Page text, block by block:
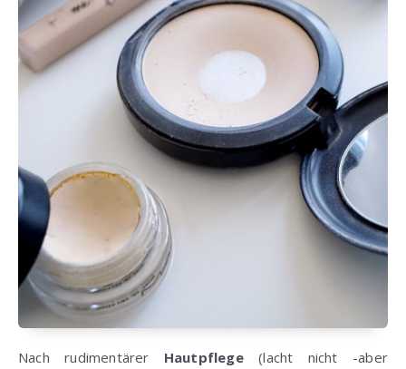
Nach rudimentärer Hautpflege(lacht nicht -aber